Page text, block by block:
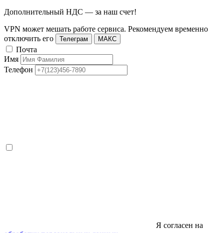
Дополнительный НДС — за наш счет!
VPN может мешать работе сервиса. Рекомендуем временно
отключить его
Телеграм МАКС
Почта
Имя
Телефон
Я согласен на